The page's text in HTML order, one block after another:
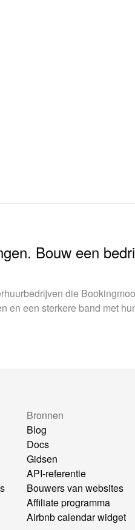
Bouw een
die
en een sterkere band met
Bronnen
Blog
Docs
Gidsen
API-referentie
Bouwers van websites
Affiliate programma
Airbnb calendar widget